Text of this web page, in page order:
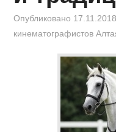
Опубликовано 17.11.2018
кинематографистов